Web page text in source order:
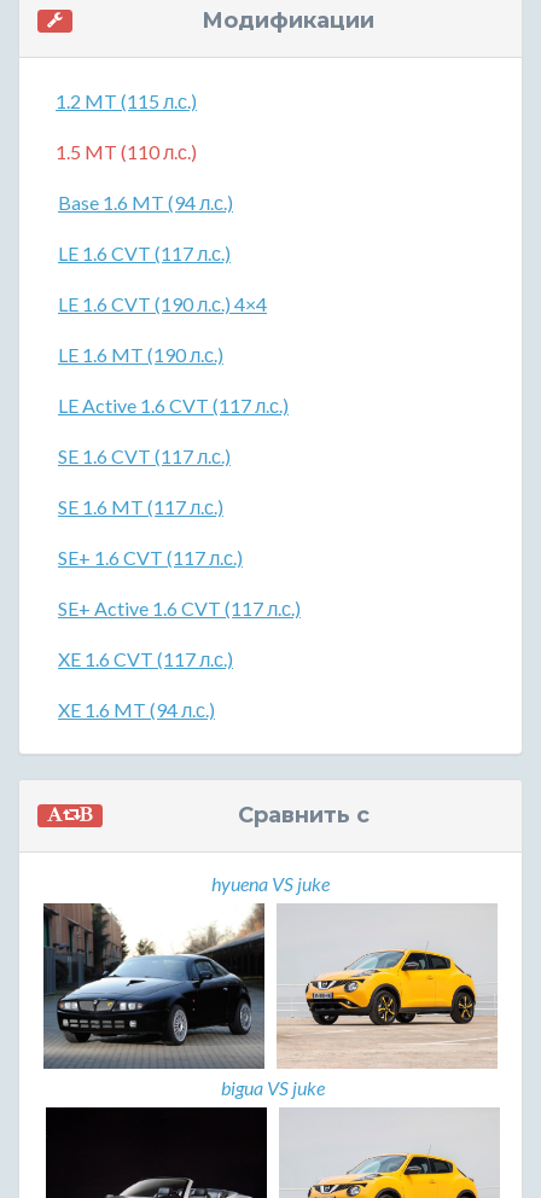
Модификации
1.2 MT (115 л.с.)
1.5 MT (110 л.с.)
Base 1.6 MT (94 л.с.)
LE 1.6 CVT (117 л.с.)
LE 1.6 CVT (190 л.с.) 4×4
LE 1.6 MT (190 л.с.)
LE Active 1.6 CVT (117 л.с.)
SE 1.6 CVT (117 л.с.)
SE 1.6 MT (117 л.с.)
SE+ 1.6 CVT (117 л.с.)
SE+ Active 1.6 CVT (117 л.с.)
XE 1.6 CVT (117 л.с.)
XE 1.6 MT (94 л.с.)
Сравнить с
hyuena VS juke
bigua VS juke